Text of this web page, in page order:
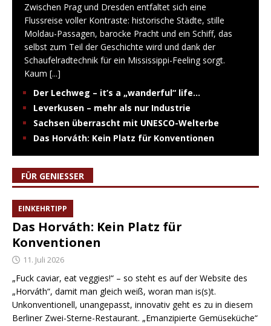
Zwischen Prag und Dresden entfaltet sich eine
Flussreise voller Kontraste: historische Städte, stille
Moldau-Passagen, barocke Pracht und ein Schiff, das
selbst zum Teil der Geschichte wird und dank der
Schaufelradtechnik für ein Mississippi-Feeling sorgt.
Kaum [...]
Der Lechweg – it’s a „wanderful“ life…
Leverkusen – mehr als nur Industrie
Sachsen überrascht mit UNESCO-Welterbe
Das Horváth: Kein Platz für Konventionen
FÜR GENIESSER
EINKEHRTIPP
Das Horváth: Kein Platz für
Konventionen
11. Juli 2026
„Fuck caviar, eat veggies!“ – so steht es auf der Website des
„Horváth“, damit man gleich weiß, woran man is(s)t.
Unkonventionell, unangepasst, innovativ geht es zu in diesem
Berliner Zwei-Sterne-Restaurant. „Emanzipierte Gemüseküche“